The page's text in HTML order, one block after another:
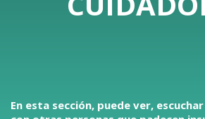
En esta sección, puede ver,